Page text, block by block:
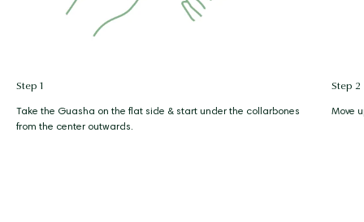
Step 1
Take the Guasha on the flat side & start under the collarbones
from the center outwards.
Step 2
Move